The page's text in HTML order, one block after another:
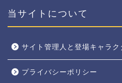
当サイトについて
サイト管理人と登場キャラク
プライバシーポリシー